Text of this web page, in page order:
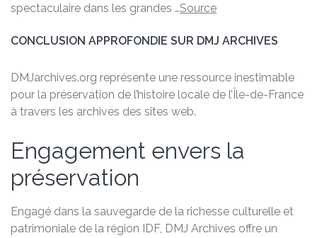
spectaculaire dans les grandes …Source
CONCLUSION APPROFONDIE SUR DMJ ARCHIVES
DMJarchives.org représente une ressource inestimable
pour la préservation de l’histoire locale de l’Île-de-France
à travers les archives des sites web.
Engagement envers la
préservation
Engagé dans la sauvegarde de la richesse culturelle et
patrimoniale de la région IDF, DMJ Archives offre un